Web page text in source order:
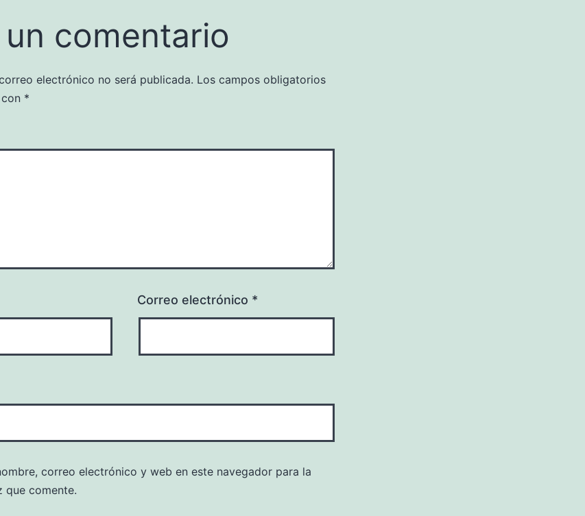
un comentario
electrónico no será publicada. Los campos obligatorios
*
Correo electrónico *
correo electrónico y web en este navegador para la
que comente.